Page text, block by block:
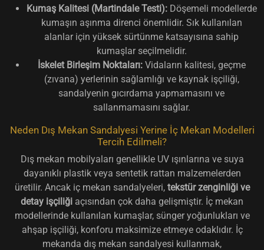
Kumaş Kalitesi (Martindale Testi):Döşemeli modellerde
kumaşın aşınma direnci önemlidir. Sık kullanılan
alanlar için yüksek sürtünme katsayısına sahip
kumaşlar seçilmelidir.
İskelet Birleşim Noktaları:Vidaların kalitesi, geçme
(zıvana) yerlerinin sağlamlığı ve kaynak işçiliği,
sandalyenin gıcırdama yapmamasını ve
sallanmamasını sağlar.
Neden Dış Mekan Sandalyesi Yerine İç Mekan Modelleri
Tercih Edilmeli?
Dış mekan mobilyaları genellikle UV ışınlarına ve suya
dayanıklı plastik veya sentetik rattan malzemelerden
üretilir. Ancak iç mekan sandalyeleri, tekstür zenginliği ve
detay işçiliği açısından çok daha gelişmiştir. İç mekan
modellerinde kullanılan kumaşlar, sünger yoğunlukları ve
ahşap işçiliği, konforu maksimize etmeye odaklıdır. İç
mekanda dış mekan sandalyesi kullanmak,